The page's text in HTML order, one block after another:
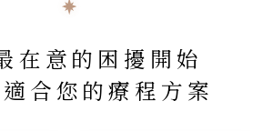
在意的困擾開始
合您的療程方案